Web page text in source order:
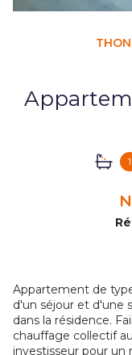
1
Appartement de
d'un séjour et d'une
dans la résidence.
chauffage collectif
investisseur pour un